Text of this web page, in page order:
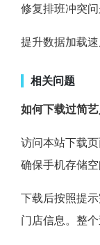
修复排班冲突问
提升数据加载速
相关问题
如何下载过简艺
访问本站下载
确保手机存储
下载后按照提
门店信息。整